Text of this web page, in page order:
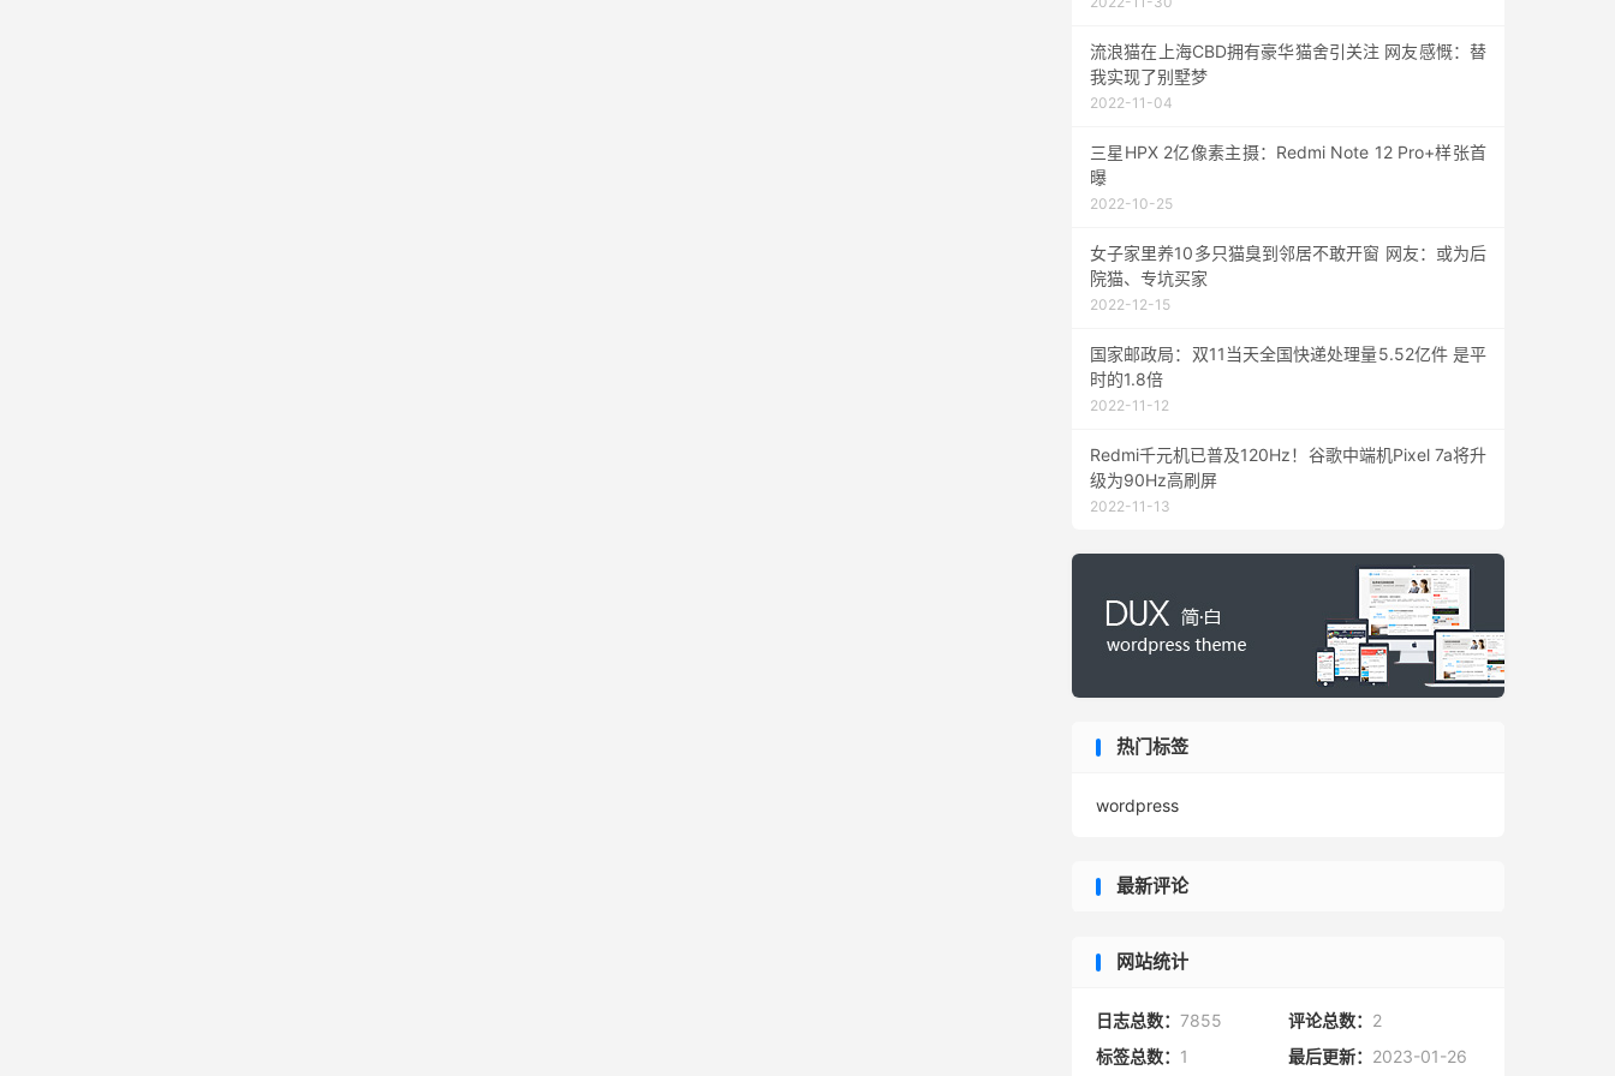
流浪猫在上海CBD拥有豪华猫舍引关注 网友感慨：替
我实现了别墅梦
2022-11-04
三星HPX 2亿像素主摄：Redmi Note 12 Pro+样张首
曝
2022-10-25
女子家里养10多只猫臭到邻居不敢开窗 网友：或为后
院猫、专坑买家
2022-12-15
国家邮政局：双11当天全国快递处理量5.52亿件 是平
时的1.8倍
2022-11-12
Redmi千元机已普及120Hz！谷歌中端机Pixel 7a将升
级为90Hz高刷屏
2022-11-13
热门标签
wordpress
最新评论
网站统计
日志总数： 7855 评论总数： 2
标签总数： 1 最后更新： 2023-01-26